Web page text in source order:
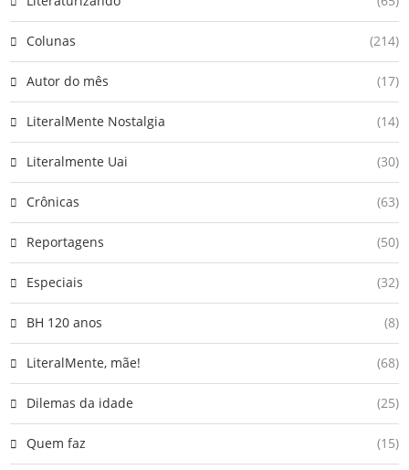
Colunas (214)
Autor do mês (17)
LiteralMente Nostalgia (14)
Literalmente Uai (30)
Crônicas (63)
Reportagens (50)
Especiais (32)
BH 120 anos (8)
LiteralMente, mãe! (68)
Dilemas da idade (25)
Quem faz (15)